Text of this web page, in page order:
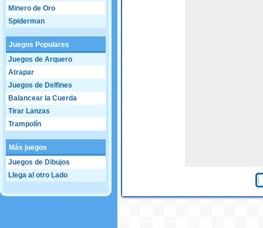
Minero de Oro
Spiderman
Juegos Populares
Juegos de Arquero
Atrapar
Juegos de Delfines
Balancear la Cuerda
Tirar Lanzas
Trampolín
Más juegos
Juegos de Dibujos
Llega al otro Lado